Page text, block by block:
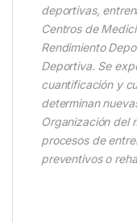
deportivas,
Centros de
Rendimiento
Deportiva. Se
cuantificación y
determinan
Organización del
procesos de
preventivos o